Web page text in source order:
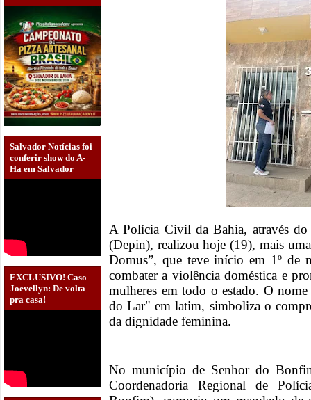
Salvador Notícias foi
conferir show do A-
Ha em Salvador
EXCLUSIVO! Caso
Joevellyn: De volta
pra casa!
A Polícia Civil da Bahia, através
(Depin), realizou hoje (19), mais
Domus”, que teve início em 1º de
combater a violência doméstica e
mulheres em todo o estado. O
do Lar" em latim, simboliza o
da dignidade feminina.
No município de Senhor do
Coordenadoria Regional de